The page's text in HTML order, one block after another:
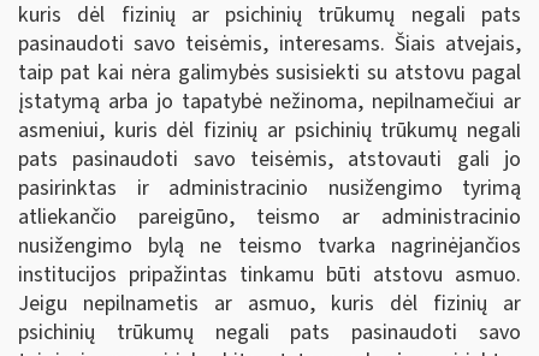
kuris dėl fizinių ar psichinių trūkumų negali pats
pasinaudoti savo teisėmis, interesams. Šiais atvejais,
taip pat kai nėra galimybės susisiekti su atstovu pagal
įstatymą arba jo tapatybė nežinoma, nepilnamečiui ar
asmeniui, kuris dėl fizinių ar psichinių trūkumų negali
pats pasinaudoti savo teisėmis, atstovauti gali jo
pasirinktas ir administracinio nusižengimo tyrimą
atliekančio pareigūno, teismo ar administracinio
nusižengimo bylą ne teismo tvarka nagrinėjančios
institucijos pripažintas tinkamu būti atstovu asmuo.
Jeigu nepilnametis ar asmuo, kuris dėl fizinių ar
psichinių trūkumų negali pats pasinaudoti savo